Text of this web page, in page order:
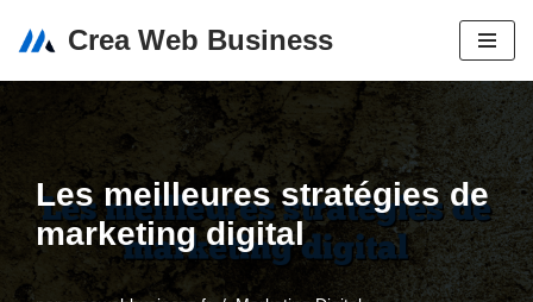
Crea Web Business
Les meilleures stratégies de
marketing digital